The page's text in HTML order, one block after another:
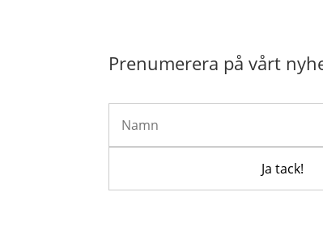
Prenumerera på vårt